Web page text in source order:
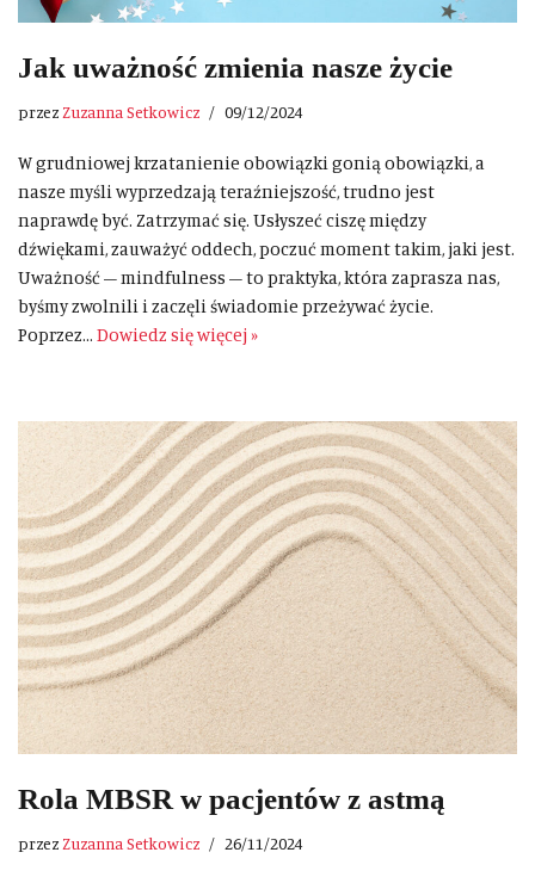
Jak uważność zmienia nasze życie
przezZuzanna Setkowicz 09/12/2024
W grudniowej krzatanienie obowiązki gonią obowiązki, a
nasze myśli wyprzedzają teraźniejszość, trudno jest
naprawdę być. Zatrzymać się. Usłyszeć ciszę między
dźwiękami, zauważyć oddech, poczuć moment takim, jaki jest.
Uważność – mindfulness – to praktyka, która zaprasza nas,
byśmy zwolnili i zaczęli świadomie przeżywać życie.
Poprzez… Dowiedz się więcej »
Rola MBSR w pacjentów z astmą
przez Zuzanna Setkowicz 26/11/2024